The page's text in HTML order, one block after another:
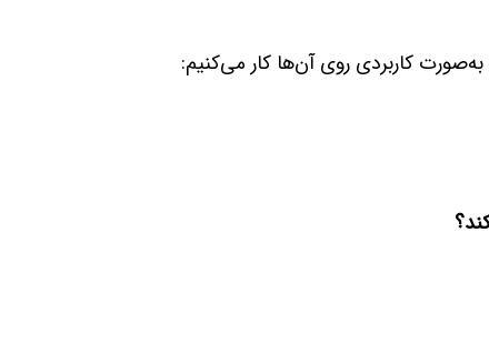
به‌صورت کاربردی روی آن‌ها کار می‌کنیم: